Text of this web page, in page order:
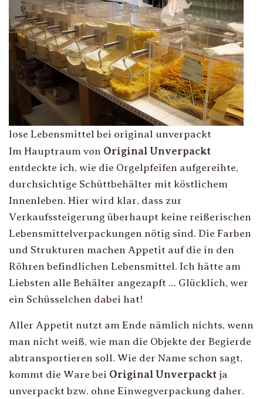
lose Lebensmittel bei original unverpackt
Im Hauptraum von Original Unverpackt
entdeckte ich, wie die Orgelpfeifen aufgereihte,
durchsichtige Schüttbehälter mit köstlichem
Innenleben. Hier wird klar, dass zur
Verkaufssteigerung überhaupt keine reißerischen
Lebensmittelverpackungen nötig sind. Die Farben
und Strukturen machen Appetit auf die in den
Röhren befindlichen Lebensmittel. Ich hätte am
Liebsten alle Behälter angezapft … Glücklich, wer
ein Schüsselchen dabei hat!
Aller Appetit nutzt am Ende nämlich nichts, wenn
man nicht weiß, wie man die Objekte der Begierde
abtransportieren soll. Wie der Name schon sagt,
kommt die Ware bei Original Unverpackt ja
unverpackt bzw. ohne Einwegverpackung daher.